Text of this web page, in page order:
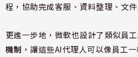
程，協助完成客服、資料整理、文件
更進一步地，微軟也設計了類似員
機制 ，讓這些AI代理人可以像員工